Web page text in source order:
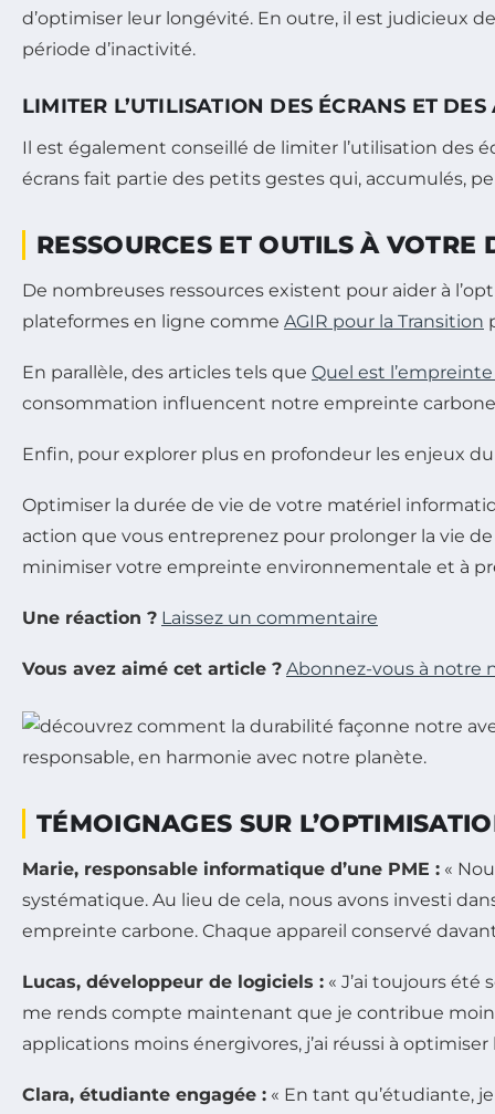
d’optimiser leur longévité. En outre, il est judicieux
période d’inactivité.
LIMITER L’UTILISATION DES ÉCRANS ET
Il est également conseillé de limiter l’utilisation des
écrans fait partie des petits gestes qui, accumulés,
RESSOURCES ET OUTILS À VOTRE
De nombreuses ressources existent pour aider à
plateformes en ligne comme AGIR pour la Transition
En parallèle, des articles tels que Quel est
consommation influencent notre empreinte
Enfin, pour explorer plus en profondeur les enjeux
Optimiser la durée de vie de votre matériel
action que vous entreprenez pour prolonger la vie
minimiser votre empreinte environnementale et à
Une réaction ? Laissez un commentaire
Vous avez aimé cet article ? Abonnez-vous à notre
TÉMOIGNAGES SUR
Marie, responsable informatique d’une PME : «
systématique. Au lieu de cela, nous avons investi
empreinte carbone. Chaque appareil conservé
Lucas, développeur de logiciels : « J’ai toujours
me rends compte maintenant que je contribue
applications moins énergivores, j’ai réussi à
Clara, étudiante engagée : « En tant qu’étudiante,